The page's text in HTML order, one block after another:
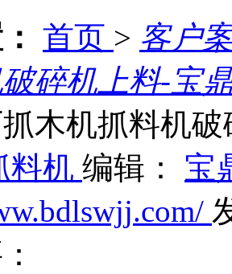
首页 > 客户
碎机上料-宝
木机抓料机
料机 编辑： 宝